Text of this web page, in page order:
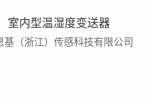
室内型温湿度变送器
基（浙江）传感科技有限公司